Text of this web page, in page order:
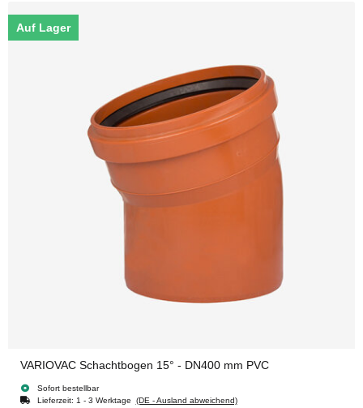
Auf Lager
VARIOVAC Schachtbogen 15° - DN400 mm PVC
Sofort bestellbar
Lieferzeit: 1 - 3 Werktage (DE - Ausland abweichend)